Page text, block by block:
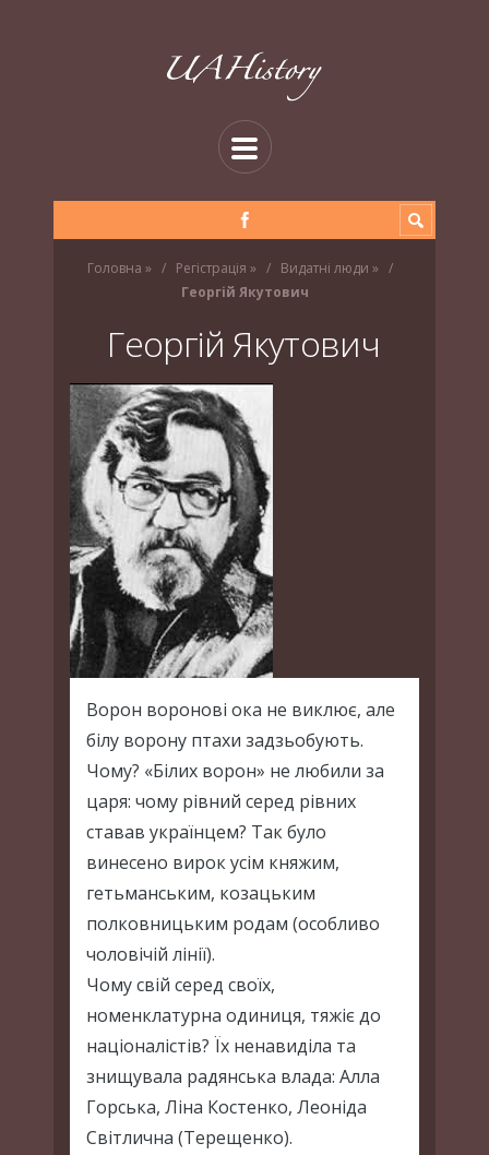
Головна » Регістрація » Видатні люди »
Георгій Якутович
Георгій Якутович
Ворон воронові ока не виклює, але
білу ворону птахи задзьобують.
Чому? «Білих ворон» не любили за
царя: чому рівний серед рівних
ставав українцем? Так було
винесено вирок усім княжим,
гетьманським, козацьким
полковницьким родам (особливо
чоловічій лінії).
Чому свій серед своїх,
номенклатурна одиниця, тяжіє до
націоналістів? Їх ненавиділа та
знищувала радянська влада: Алла
Горська, Ліна Костенко, Леоніда
Світлична (Терещенко).